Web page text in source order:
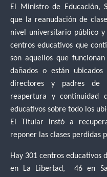
El Ministro de Educación,
que la reanudación de
nivel universitario público
centros educativos que
son aquellos que
dañados o están
directores y padres de
reapertura y continuidad
educativos sobre todo los
El Titular instó a
reponer las clases perdidas
Hay 301 centros educativos
en La Libertad, 46 en